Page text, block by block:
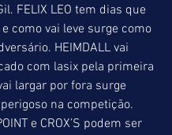
FELIX LEO tem dias que
como vai leve surge como
HEIMDALL vai
com lasix pela primeira
largar por fora surge
na competição.
e CROX’S podem ser